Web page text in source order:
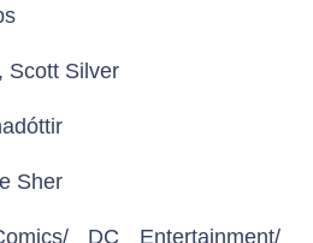
Scott Silver
Sher
DC Entertainment/